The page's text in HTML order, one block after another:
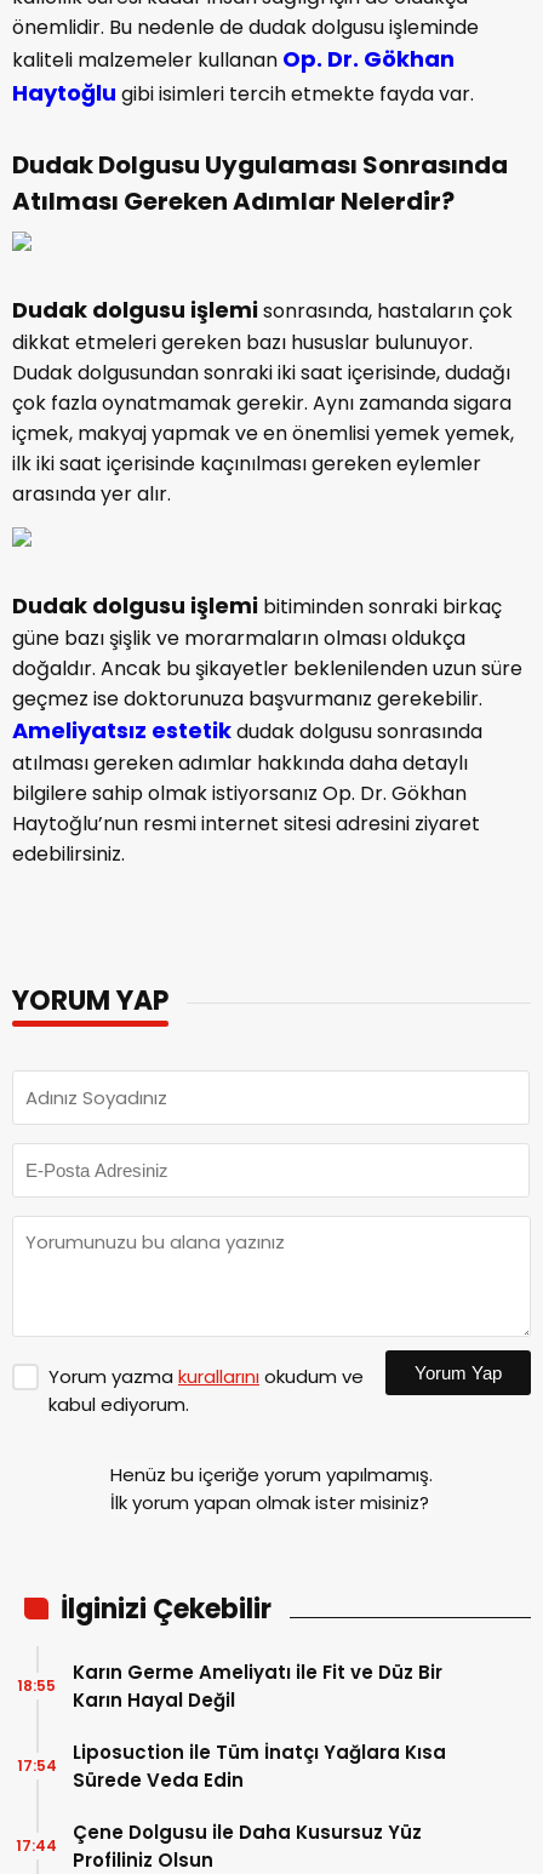
önemlidir. Bu nedenle de dudak dolgusu işleminde
kaliteli malzemeler kullanan Op. Dr. Gökhan
Haytoğlu gibi isimleri tercih etmekte fayda var.
Dudak Dolgusu Uygulaması Sonrasında
Atılması Gereken Adımlar Nelerdir?
Dudak dolgusu işlemisonrasında, hastaların çok
dikkat etmeleri gereken bazı hususlar bulunuyor.
Dudak dolgusundan sonraki iki saat içerisinde, dudağı
çok fazla oynatmamak gerekir. Aynı zamanda sigara
içmek, makyaj yapmak ve en önemlisi yemek yemek,
ilk iki saat içerisinde kaçınılması gereken eylemler
arasında yer alır.
Dudak dolgusu işlemi bitiminden sonraki birkaç
güne bazı şişlik ve morarmaların olması oldukça
doğaldır. Ancak bu şikayetler beklenilenden uzun süre
geçmez ise doktorunuza başvurmanız gerekebilir.
Ameliyatsız estetikdudak dolgusu sonrasında
atılması gereken adımlar hakkında daha detaylı
bilgilere sahip olmak istiyorsanız Op. Dr. Gökhan
Haytoğlu’nun resmi internet sitesi adresini ziyaret
edebilirsiniz.
YORUM YAP
Yorum yazma kurallarınıokudum ve
kabul ediyorum.
Yorum Yap
Henüz bu içeriğe yorum yapılmamış.
İlk yorum yapan olmak ister misiniz?
İlginizi Çekebilir
Karın Germe Ameliyatı ile Fit ve Düz Bir
Karın Hayal Değil
18:55
Liposuction ile Tüm İnatçı Yağlara Kısa
Sürede Veda Edin
17:54
Çene Dolgusu ile Daha Kusursuz Yüz
Profiliniz Olsun
17:44